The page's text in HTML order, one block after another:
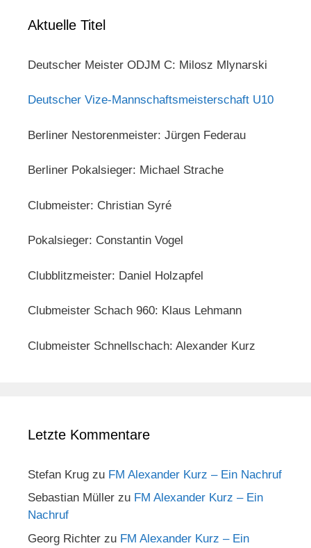
Aktuelle Titel
Deutscher Meister ODJM C: Milosz Mlynarski
Deutscher Vize-Mannschaftsmeisterschaft U10
Berliner Nestorenmeister: Jürgen Federau
Berliner Pokalsieger: Michael Strache
Clubmeister: Christian Syré
Pokalsieger: Constantin Vogel
Clubblitzmeister: Daniel Holzapfel
Clubmeister Schach 960: Klaus Lehmann
Clubmeister Schnellschach: Alexander Kurz
Letzte Kommentare
Stefan Krug zu FM Alexander Kurz – Ein Nachruf
Sebastian Müller zu FM Alexander Kurz – Ein
Nachruf
Georg Richter zu FM Alexander Kurz – Ein